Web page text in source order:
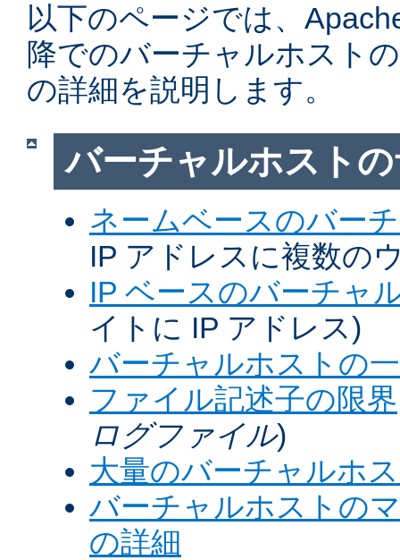
以下のページでは、
降でのバーチャルホスト
の詳細を説明します。
バーチャルホスト
ネームベースのバー
IP アドレスに複数の
IP ベースのバーチャ
イトに IP アドレス)
バーチャルホストの
ファイル記述子の限界
ログファイル)
大量のバーチャルホ
バーチャルホストの
の詳細